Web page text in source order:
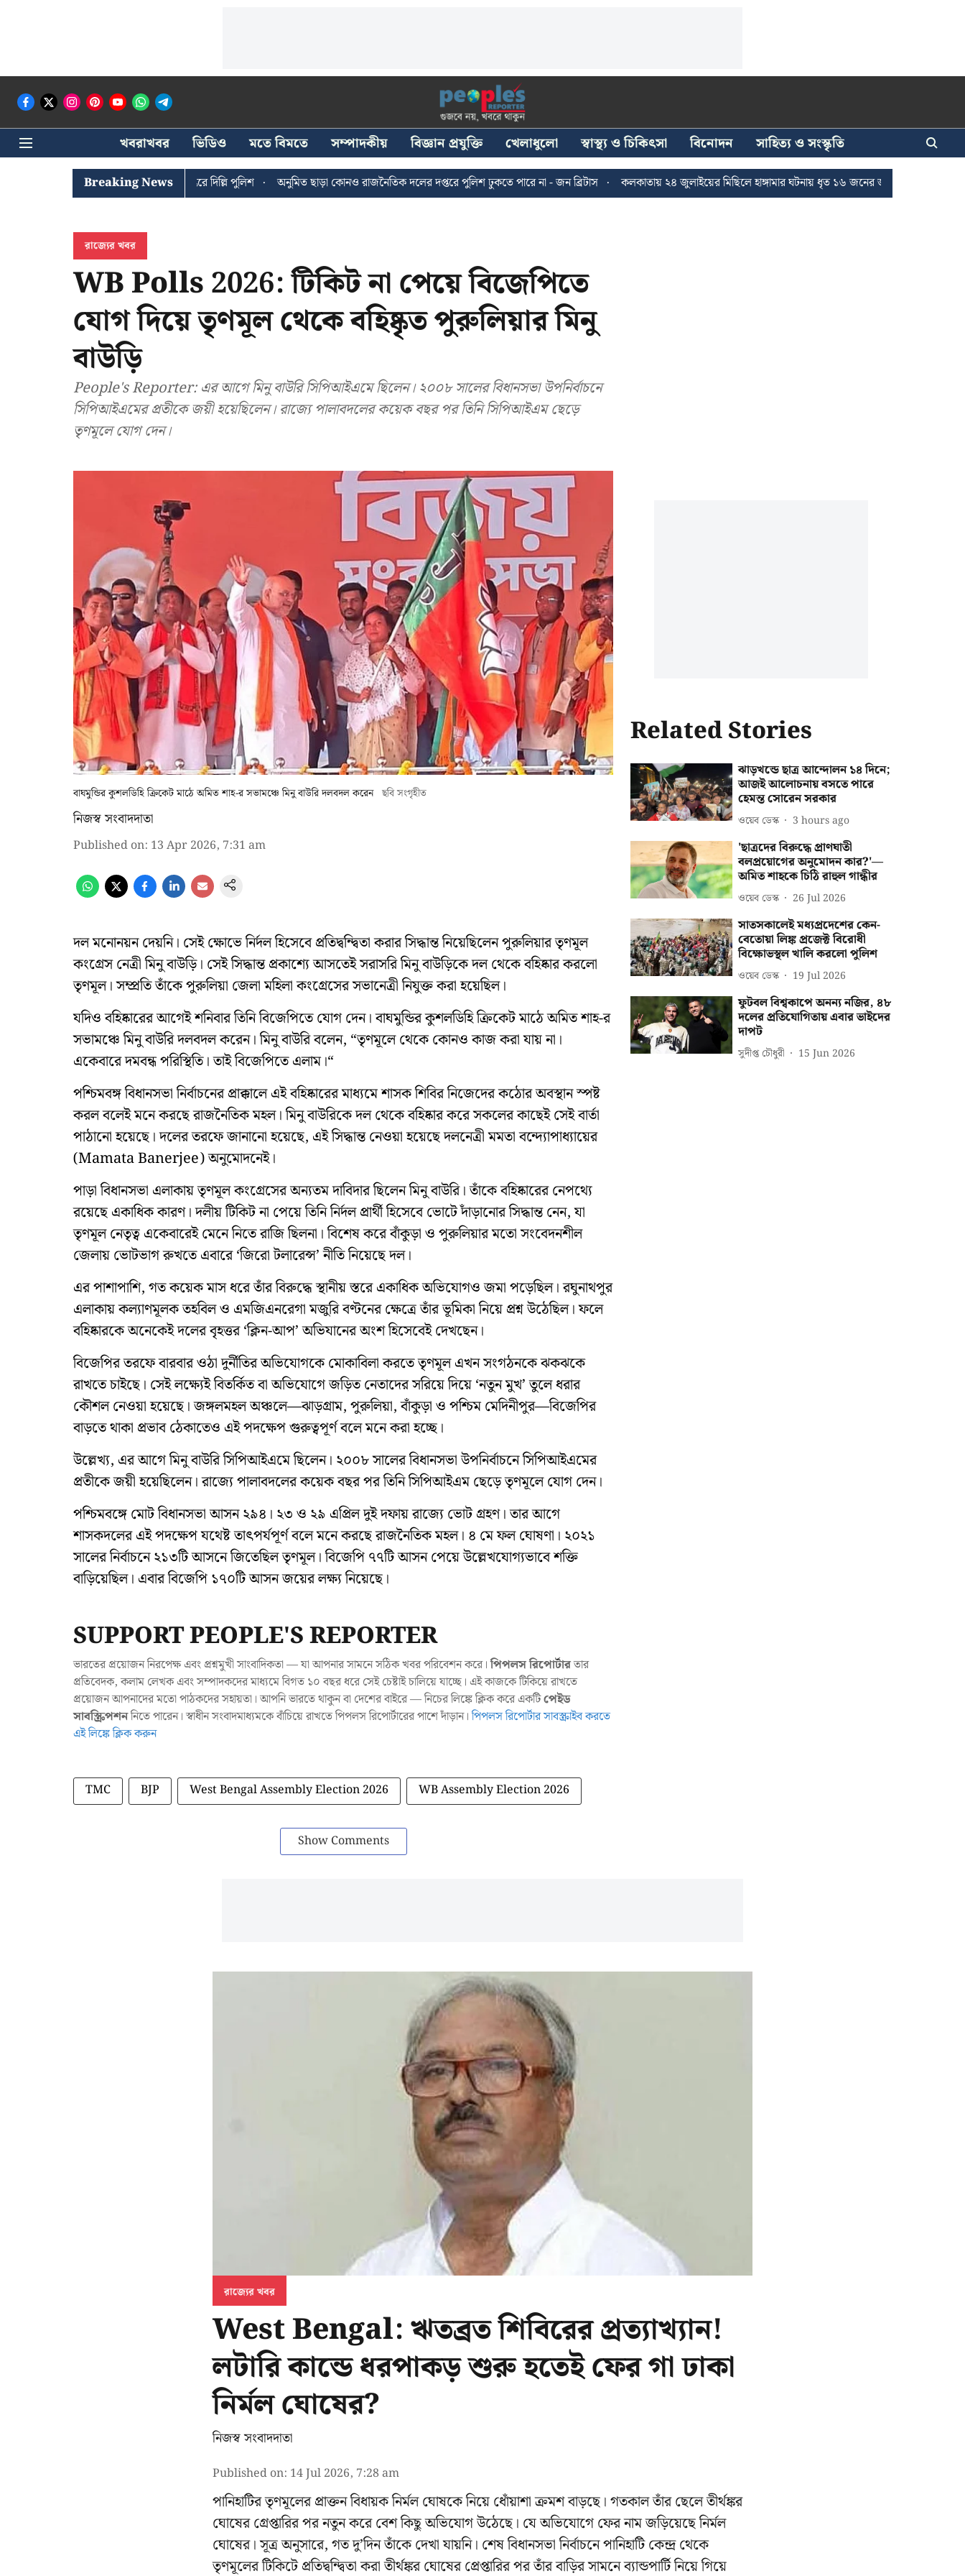
খবরাখবর ভিডিও মতে বিমতে সম্পাদকীয় বিজ্ঞান প্রযুক্তি খেলাধুলো স্বাস্থ্য ও চিকিৎসা বিনোদন সাহিত্য ও সংস্কৃতি
Breaking News
ঘোষের খোঁজে সিপিআইএম সদর দপ্তরে দিল্লি পুলিশ অনুমিত ছাড়া কোনও রাজনৈতিক দলের দপ্তরে পুলিশ ঢুকতে পারে না - জন ব্রিটাস কলকাতায় ২৪ জুলাইয়ের মিছিলে হাঙ্গামার ঘটনায় ধৃত ১৬ জনের জামিন
রাজ্যের খবর
WB Polls 2026: টিকিট না পেয়ে বিজেপিতে
যোগ দিয়ে তৃণমূল থেকে বহিষ্কৃত পুরুলিয়ার মিনু
বাউড়ি
People's Reporter: এর আগে মিনু বাউরি সিপিআইএমে ছিলেন। ২০০৮ সালের বিধানসভা উপনির্বাচনে
সিপিআইএমের প্রতীকে জয়ী হয়েছিলেন। রাজ্যে পালাবদলের কয়েক বছর পর তিনি সিপিআইএম ছেড়ে
তৃণমূলে যোগ দেন।
বাঘমুন্ডির কুশলডিহি ক্রিকেট মাঠে অমিত শাহ-র সভামঞ্চে মিনু বাউরি দলবদল করেন ছবি সংগৃহীত
নিজস্ব সংবাদদাতা
Published on: 13 Apr 2026, 7:31 am
দল মনোনয়ন দেয়নি। সেই ক্ষোভে নির্দল হিসেবে প্রতিদ্বন্দ্বিতা করার সিদ্ধান্ত নিয়েছিলেন পুরুলিয়ার তৃণমূল
কংগ্রেস নেত্রী মিনু বাউড়ি। সেই সিদ্ধান্ত প্রকাশ্যে আসতেই সরাসরি মিনু বাউড়িকে দল থেকে বহিষ্কার করলো
তৃণমূল। সম্প্রতি তাঁকে পুরুলিয়া জেলা মহিলা কংগ্রেসের সভানেত্রী নিযুক্ত করা হয়েছিল।
যদিও বহিষ্কারের আগেই শনিবার তিনি বিজেপিতে যোগ দেন। বাঘমুন্ডির কুশলডিহি ক্রিকেট মাঠে অমিত শাহ-র
সভামঞ্চে মিনু বাউরি দলবদল করেন। মিনু বাউরি বলেন, “তৃণমূলে থেকে কোনও কাজ করা যায় না।
একেবারে দমবন্ধ পরিস্থিতি। তাই বিজেপিতে এলাম।“
পশ্চিমবঙ্গ বিধানসভা নির্বাচনের প্রাক্কালে এই বহিষ্কারের মাধ্যমে শাসক শিবির নিজেদের কঠোর অবস্থান স্পষ্ট
করল বলেই মনে করছে রাজনৈতিক মহল। মিনু বাউরিকে দল থেকে বহিষ্কার করে সকলের কাছেই সেই বার্তা
পাঠানো হয়েছে। দলের তরফে জানানো হয়েছে, এই সিদ্ধান্ত নেওয়া হয়েছে দলনেত্রী মমতা বন্দ্যোপাধ্যায়ের
(Mamata Banerjee) অনুমোদনেই।
পাড়া বিধানসভা এলাকায় তৃণমূল কংগ্রেসের অন্যতম দাবিদার ছিলেন মিনু বাউরি। তাঁকে বহিষ্কারের নেপথ্যে
রয়েছে একাধিক কারণ। দলীয় টিকিট না পেয়ে তিনি নির্দল প্রার্থী হিসেবে ভোটে দাঁড়ানোর সিদ্ধান্ত নেন, যা
তৃণমূল নেতৃত্ব একেবারেই মেনে নিতে রাজি ছিলনা। বিশেষ করে বাঁকুড়া ও পুরুলিয়ার মতো সংবেদনশীল
জেলায় ভোটভাগ রুখতে এবারে ‘জিরো টলারেন্স’ নীতি নিয়েছে দল।
এর পাশাপাশি, গত কয়েক মাস ধরে তাঁর বিরুদ্ধে স্থানীয় স্তরে একাধিক অভিযোগও জমা পড়েছিল। রঘুনাথপুর
এলাকায় কল্যাণমূলক তহবিল ও এমজিএনরেগা মজুরি বণ্টনের ক্ষেত্রে তাঁর ভূমিকা নিয়ে প্রশ্ন উঠেছিল। ফলে
বহিষ্কারকে অনেকেই দলের বৃহত্তর ‘ক্লিন-আপ’ অভিযানের অংশ হিসেবেই দেখছেন।
বিজেপির তরফে বারবার ওঠা দুর্নীতির অভিযোগকে মোকাবিলা করতে তৃণমূল এখন সংগঠনকে ঝকঝকে
রাখতে চাইছে। সেই লক্ষ্যেই বিতর্কিত বা অভিযোগে জড়িত নেতাদের সরিয়ে দিয়ে ‘নতুন মুখ’ তুলে ধরার
কৌশল নেওয়া হয়েছে। জঙ্গলমহল অঞ্চলে—ঝাড়গ্রাম, পুরুলিয়া, বাঁকুড়া ও পশ্চিম মেদিনীপুর—বিজেপির
বাড়তে থাকা প্রভাব ঠেকাতেও এই পদক্ষেপ গুরুত্বপূর্ণ বলে মনে করা হচ্ছে।
উল্লেখ্য, এর আগে মিনু বাউরি সিপিআইএমে ছিলেন। ২০০৮ সালের বিধানসভা উপনির্বাচনে সিপিআইএমের
প্রতীকে জয়ী হয়েছিলেন। রাজ্যে পালাবদলের কয়েক বছর পর তিনি সিপিআইএম ছেড়ে তৃণমূলে যোগ দেন।
পশ্চিমবঙ্গে মোট বিধানসভা আসন ২৯৪। ২৩ ও ২৯ এপ্রিল দুই দফায় রাজ্যে ভোট গ্রহণ। তার আগে
শাসকদলের এই পদক্ষেপ যথেষ্ট তাৎপর্যপূর্ণ বলে মনে করছে রাজনৈতিক মহল। ৪ মে ফল ঘোষণা। ২০২১
সালের নির্বাচনে ২১৩টি আসনে জিতেছিল তৃণমূল। বিজেপি ৭৭টি আসন পেয়ে উল্লেখযোগ্যভাবে শক্তি
বাড়িয়েছিল। এবার বিজেপি ১৭০টি আসন জয়ের লক্ষ্য নিয়েছে।
SUPPORT PEOPLE'S REPORTER
ভারতের প্রয়োজন নিরপেক্ষ এবং প্রশ্নমুখী সাংবাদিকতা — যা আপনার সামনে সঠিক খবর পরিবেশন করে।পিপলস রিপোর্টারতার
প্রতিবেদক, কলাম লেখক এবং সম্পাদকদের মাধ্যমে বিগত ১০ বছর ধরে সেই চেষ্টাই চালিয়ে যাচ্ছে। এই কাজকে টিকিয়ে রাখতে
প্রয়োজন আপনাদের মতো পাঠকদের সহায়তা। আপনি ভারতে থাকুন বা দেশের বাইরে — নিচের লিঙ্কে ক্লিক করে একটিপেইড
সাবস্ক্রিপশননিতে পারেন। স্বাধীন সংবাদমাধ্যমকে বাঁচিয়ে রাখতে পিপলস রিপোর্টারের পাশে দাঁড়ান।পিপলস রিপোর্টার সাবস্ক্রাইব করতে
এই লিঙ্কে ক্লিক করুন
TMC BJP West Bengal Assembly Election 2026 WB Assembly Election 2026
Show Comments
Related Stories
ঝাড়খন্ডে ছাত্র আন্দোলন ১৪ দিনে;
আজই আলোচনায় বসতে পারে
হেমন্ত সোরেন সরকার
ওয়েব ডেস্ক 3 hours ago
'ছাত্রদের বিরুদ্ধে প্রাণঘাতী
বলপ্রয়োগের অনুমোদন কার?'—
অমিত শাহকে চিঠি রাহুল গান্ধীর
ওয়েব ডেস্ক 26 Jul 2026
সাতসকালেই মধ্যপ্রদেশের কেন-
বেতোয়া লিঙ্ক প্রজেক্ট বিরোধী
বিক্ষোভস্থল খালি করলো পুলিশ
ওয়েব ডেস্ক 19 Jul 2026
ফুটবল বিশ্বকাপে অনন্য নজির, ৪৮
দলের প্রতিযোগিতায় এবার ভাইদের
দাপট
সুদীপ্ত চৌধুরী 15 Jun 2026
রাজ্যের খবর
West Bengal: ঋতব্রত শিবিরের প্রত্যাখ্যান!
লটারি কান্ডে ধরপাকড় শুরু হতেই ফের গা ঢাকা
নির্মল ঘোষের?
নিজস্ব সংবাদদাতা
Published on: 14 Jul 2026, 7:28 am
পানিহাটির তৃণমূলের প্রাক্তন বিধায়ক নির্মল ঘোষকে নিয়ে ধোঁয়াশা ক্রমশ বাড়ছে। গতকাল তাঁর ছেলে তীর্থঙ্কর
ঘোষের গ্রেপ্তারির পর নতুন করে বেশ কিছু অভিযোগ উঠেছে। যে অভিযোগে ফের নাম জড়িয়েছে নির্মল
ঘোষের। সূত্র অনুসারে, গত দু’দিন তাঁকে দেখা যায়নি। শেষ বিধানসভা নির্বাচনে পানিহাটি কেন্দ্র থেকে
তৃণমূলের টিকিটে প্রতিদ্বন্দ্বিতা করা তীর্থঙ্কর ঘোষের প্রেপ্তারির পর তাঁর বাড়ির সামনে ব্যান্ডপার্টি নিয়ে গিয়ে